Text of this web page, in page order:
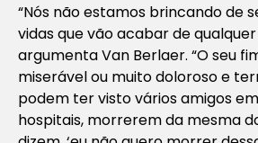
“Nós não estamos brincando de
vidas que vão acabar de
argumenta Van Berlaer. “O seu
miserável ou muito doloroso e
podem ter visto vários amigos
hospitais, morrerem da mesma